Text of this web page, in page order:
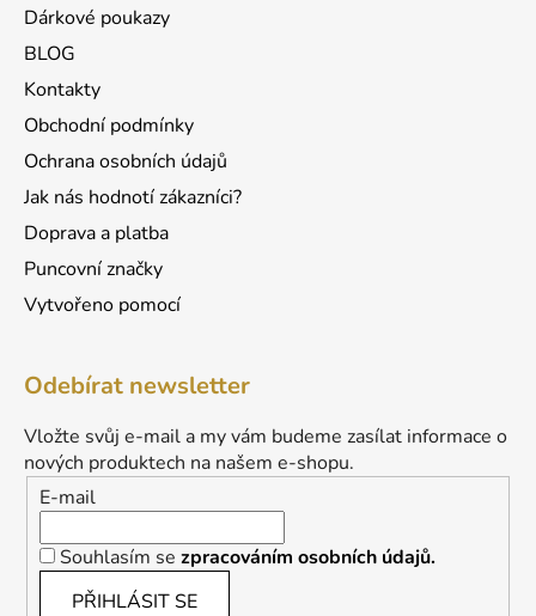
Dárkové poukazy
BLOG
Kontakty
Obchodní podmínky
Ochrana osobních údajů
Jak nás hodnotí zákazníci?
Doprava a platba
Puncovní značky
Vytvořeno pomocí
Odebírat newsletter
Vložte svůj e-mail a my vám budeme zasílat informace o
nových produktech na našem e-shopu.
E-mail
Souhlasím se zpracováním osobních údajů.
PŘIHLÁSIT SE